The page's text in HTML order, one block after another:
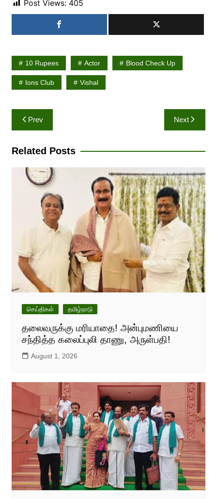
Post Views: 405
10 Rupees Actor Blood Check Up
Ions Club Vishal
Post
navigation
Prev Next
Related Posts
செய்திகள் தமிழ்நாடு
தலைவருக்கு மரியாதை! அன்புமணியை
சந்தித்த கலைப்புலி தாணு, அருள்பதி!
August 1, 2026